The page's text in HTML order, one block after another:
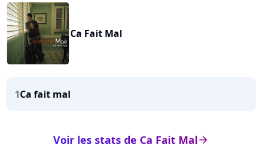
Ca Fait Mal
1Ca fait mal
arrow_right
Voir les stats de Ca Fait Mal